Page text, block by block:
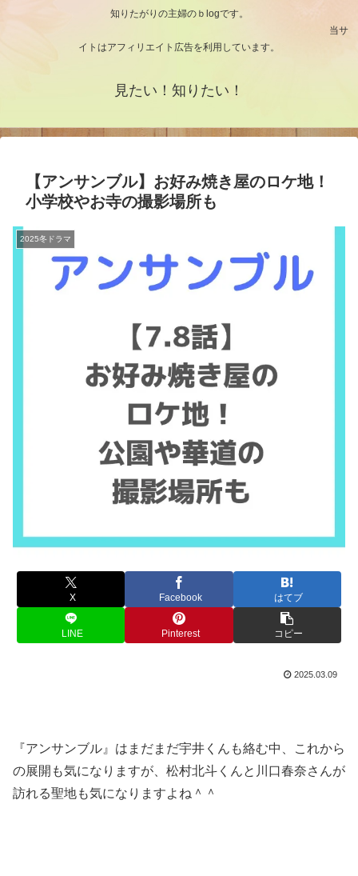
知りたがりの主婦のｂlogです。
当サ
イトはアフィリエイト広告を利用しています。
見たい！知りたい！
【アンサンブル】お好み焼き屋のロケ地！
小学校やお寺の撮影場所も
2025冬ドラマ
X Facebook はてブ
LINE Pinterest コピー
2025.03.09
『アンサンブル』はまだまだ宇井くんも絡む中、これから
の展開も気になりますが、松村北斗くんと川口春奈さんが
訪れる聖地も気になりますよね＾＾